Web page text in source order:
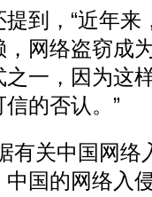
到，“近年来
网络盗窃成
一，因为这
的否认。”
有关中国网络
国的网络入